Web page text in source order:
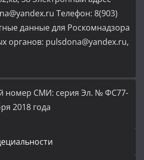
Телефон: 8(903)
данные для Роскомнадзора
органов: pulsdona@yandex.ru,
номер СМИ: серия Эл. № ФС77-
2018 года